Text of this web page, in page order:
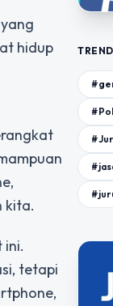
hidup
kita.
ini.
tetapi